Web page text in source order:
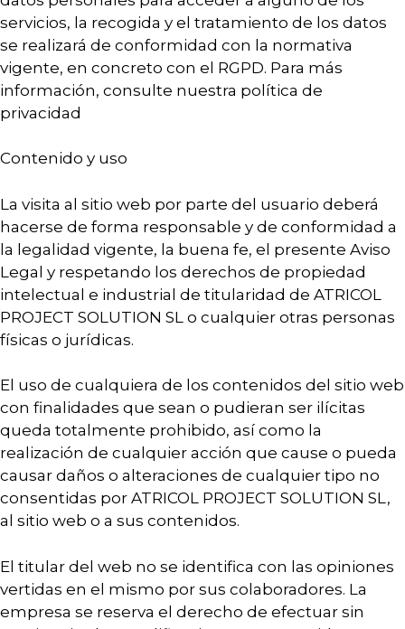
servicios, la recogida y el tratamiento de los datos
se realizará de conformidad con la normativa
vigente, en concreto con el RGPD. Para más
información, consulte nuestra política de
privacidad
Contenido y uso
La visita al sitio web por parte del usuario deberá
hacerse de forma responsable y de conformidad a
la legalidad vigente, la buena fe, el presente Aviso
Legal y respetando los derechos de propiedad
intelectual e industrial de titularidad de ATRICOL
PROJECT SOLUTION SL o cualquier otras personas
físicas o jurídicas.
El uso de cualquiera de los contenidos del sitio web
con finalidades que sean o pudieran ser ilícitas
queda totalmente prohibido, así como la
realización de cualquier acción que cause o pueda
causar daños o alteraciones de cualquier tipo no
consentidas por ATRICOL PROJECT SOLUTION SL,
al sitio web o a sus contenidos.
El titular del web no se identifica con las opiniones
vertidas en el mismo por sus colaboradores. La
empresa se reserva el derecho de efectuar sin